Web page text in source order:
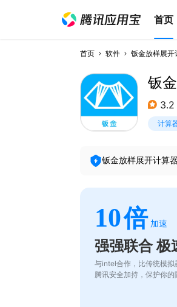
首页
首页 软件 钣金放样展开
钣
3.2
计算
钣金放样展开计算器
10倍 加速
强强联合 极
与intel合作，比传统模拟
腾讯安全加持，保护你的